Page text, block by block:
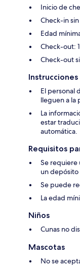
Inicio de
Check-in
Edad
Check-out:
Check-out
El personal
lleguen a la
La
estar
automática.
Requisitos
Se requiere
un
Se puede
La edad
Niños
Cunas no
Mascotas
No se